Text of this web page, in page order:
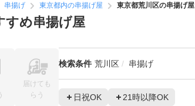
串揚げ 東京都内の串揚げ屋 東京都荒川区の串揚げ屋
すめ串揚げ屋
検索条件 荒川区 串揚げ
日祝OK 21時以降OK
届けても
らう